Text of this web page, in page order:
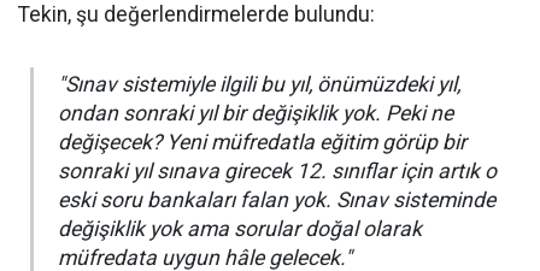
Tekin, şu değerlendirmelerde bulundu:
"Sınav sistemiyle ilgili bu yıl, önümüzdeki yıl,
ondan sonraki yıl bir değişiklik yok. Peki ne
değişecek? Yeni müfredatla eğitim görüp bir
sonraki yıl sınava girecek 12. sınıflar için artık o
eski soru bankaları falan yok. Sınav sisteminde
değişiklik yok ama sorular doğal olarak
müfredata uygun hâle gelecek."